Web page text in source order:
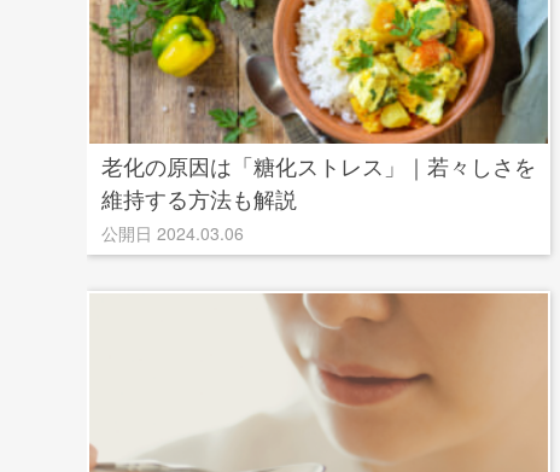
老化の原因は「糖化ストレス」｜若々しさを
維持する方法も解説
公開日 2024.03.06